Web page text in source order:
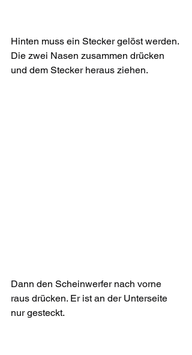
Hinten muss ein Stecker gelöst werden.
Die zwei Nasen zusammen drücken
und dem Stecker heraus ziehen.
Dann den Scheinwerfer nach vorne
raus drücken. Er ist an der Unterseite
nur gesteckt.